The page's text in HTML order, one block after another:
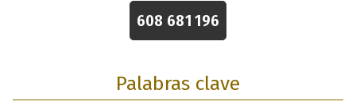
608 681 196
Palabras clave